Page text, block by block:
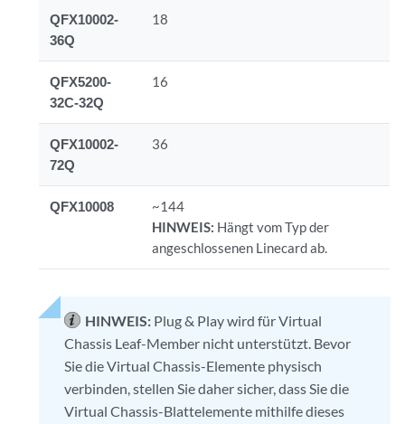
QFX10002-
36Q
18
QFX5200-
32C-32Q
16
QFX10002-
72Q
36
QFX10008
~144
HINWEIS: Hängt vom Typ der
angeschlossenen Linecard ab.
HINWEIS: Plug & Play wird für Virtual
Chassis Leaf-Member nicht unterstützt. Bevor
Sie die Virtual Chassis-Elemente physisch
verbinden, stellen Sie daher sicher, dass Sie die
Virtual Chassis-Blattelemente mithilfe dieses